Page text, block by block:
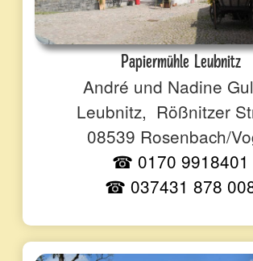
Papiermühle Leubnitz
André und Nadine
Leubnitz, Rößnitzer
08539 Rosenbach/
☎ 0170 9918401
☎ 037431 878